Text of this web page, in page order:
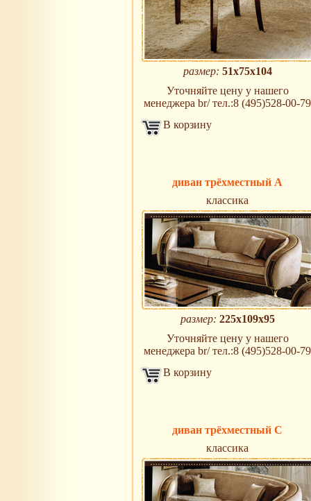
размер: 51х75х104
Уточняйте цену у нашего
менеджера br/ тел.:8 (495)528-00-79
В корзину
диван трёхместный A
классика
размер: 225х109х95
Уточняйте цену у нашего
менеджера br/ тел.:8 (495)528-00-79
В корзину
диван трёхместный C
классика